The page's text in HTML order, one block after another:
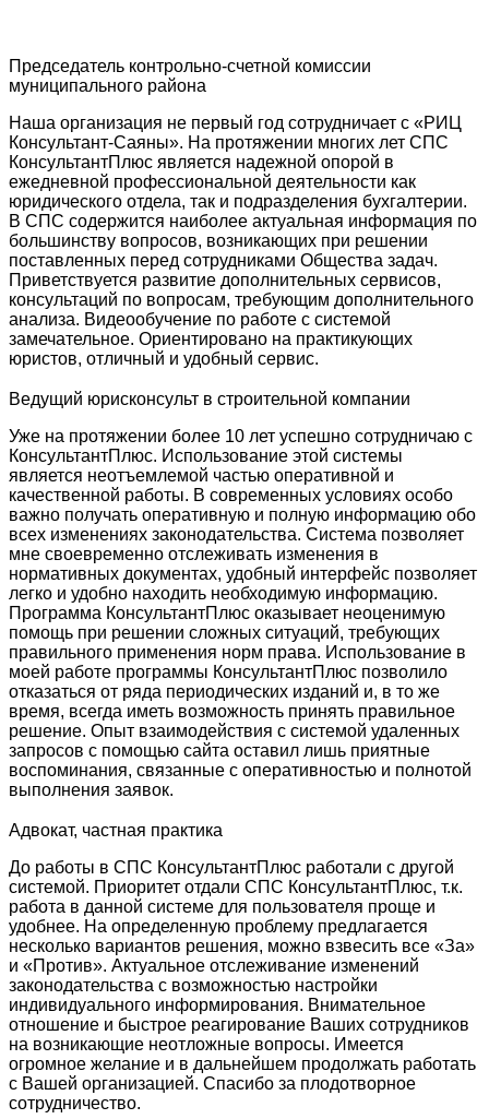
Председатель контрольно-счетной комиссии
муниципального района
Наша организация не первый год сотрудничает с «РИЦ
Консультант-Саяны». На протяжении многих лет СПС
КонсультантПлюс является надежной опорой в
ежедневной профессиональной деятельности как
юридического отдела, так и подразделения бухгалтерии.
В СПС содержится наиболее актуальная информация по
большинству вопросов, возникающих при решении
поставленных перед сотрудниками Общества задач.
Приветствуется развитие дополнительных сервисов,
консультаций по вопросам, требующим дополнительного
анализа. Видеообучение по работе с системой
замечательное. Ориентировано на практикующих
юристов, отличный и удобный сервис.
Ведущий юрисконсульт в строительной компании
Уже на протяжении более 10 лет успешно сотрудничаю с
КонсультантПлюс. Использование этой системы
является неотъемлемой частью оперативной и
качественной работы. В современных условиях особо
важно получать оперативную и полную информацию обо
всех изменениях законодательства. Система позволяет
мне своевременно отслеживать изменения в
нормативных документах, удобный интерфейс позволяет
легко и удобно находить необходимую информацию.
Программа КонсультантПлюс оказывает неоценимую
помощь при решении сложных ситуаций, требующих
правильного применения норм права. Использование в
моей работе программы КонсультантПлюс позволило
отказаться от ряда периодических изданий и, в то же
время, всегда иметь возможность принять правильное
решение. Опыт взаимодействия с системой удаленных
запросов с помощью сайта оставил лишь приятные
воспоминания, связанные с оперативностью и полнотой
выполнения заявок.
Адвокат, частная практика
До работы в СПС КонсультантПлюс работали с другой
системой. Приоритет отдали СПС КонсультантПлюс, т.к.
работа в данной системе для пользователя проще и
удобнее. На определенную проблему предлагается
несколько вариантов решения, можно взвесить все «За»
и «Против». Актуальное отслеживание изменений
законодательства с возможностью настройки
индивидуального информирования. Внимательное
отношение и быстрое реагирование Ваших сотрудников
на возникающие неотложные вопросы. Имеется
огромное желание и в дальнейшем продолжать работать
с Вашей организацией. Спасибо за плодотворное
сотрудничество.